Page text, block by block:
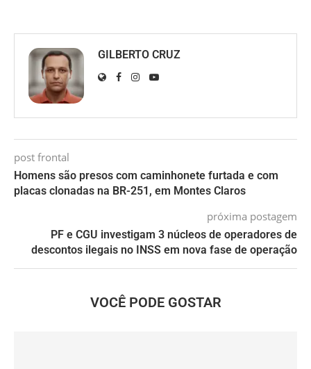
GILBERTO CRUZ
post frontal
Homens são presos com caminhonete furtada e com
placas clonadas na BR-251, em Montes Claros
próxima postagem
PF e CGU investigam 3 núcleos de operadores de
descontos ilegais no INSS em nova fase de operação
VOCÊ PODE GOSTAR